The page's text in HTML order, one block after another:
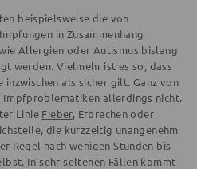
beispielsweise die von
in Zusammenhang
Allergien oder Autismus bislang
werden. Vielmehr ist es so, dass
als sicher gilt. Ganz von
Impfproblematiken allerdings nicht.
Linie Fieber, Erbrechen oder
die kurzzeitig unangenehm
Regel nach wenigen Stunden bis
In sehr seltenen Fällen kommt